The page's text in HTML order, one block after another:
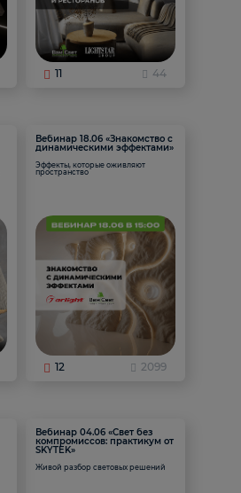
11 44
Вебинар 18.06 «Знакомство с
динамическими эффектами»
Эффекты, которые оживляют
пространство
12 2099
Вебинар 04.06 «Свет без
компромиссов: практикум от
SKYTEK»
Живой разбор световых решений